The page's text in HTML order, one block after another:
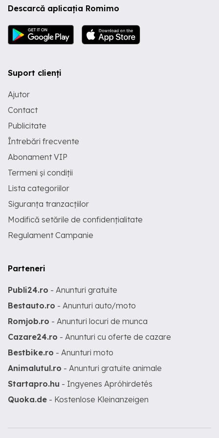
farmacie, parc etc. Preț: 50.000 ! Eladó
apartament Sárközújlakon! Eladásra
kínálunk egy 52,61 nm-es, 2 szobás, 2.
emeleti lakást Sárközújlakon, Szatmár
Descarcă aplicația Romimo
Suport clienți
Ajutor
Contact
Publicitate
Întrebări frecvente
Abonament VIP
Termeni și condiții
Lista categoriilor
Siguranța tranzacțiilor
Modifică setările de confidențialitate
Regulament Campanie
Parteneri
Publi24.ro - Anunturi gratuite
Bestauto.ro - Anunturi auto/moto
Romjob.ro - Anunturi locuri de munca
Cazare24.ro - Anunturi cu oferte de cazare
Bestbike.ro - Anunturi moto
Animalutul.ro - Anunturi gratuite animale
Startapro.hu - Ingyenes Apróhirdetés
Quoka.de - Kostenlose Kleinanzeigen